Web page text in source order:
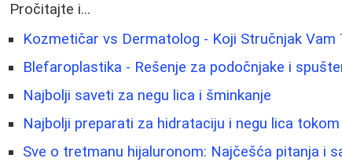
Pročitajte i...
Kozmetičar vs Dermatolog - Koji Stručnjak Vam
Blefaroplastika - Rešenje za podočnjake i
Najbolji saveti za negu lica i šminkanje
Najbolji preparati za hidrataciju i negu lica
Sve o tretmanu hijaluronom: Najčešća pitanja i